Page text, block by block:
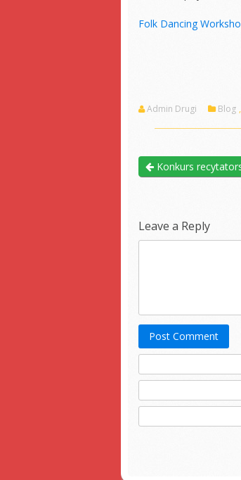
Folk Dancing
Admin Drugi Blog ,
Konkurs
Leave a Reply
Post Comment